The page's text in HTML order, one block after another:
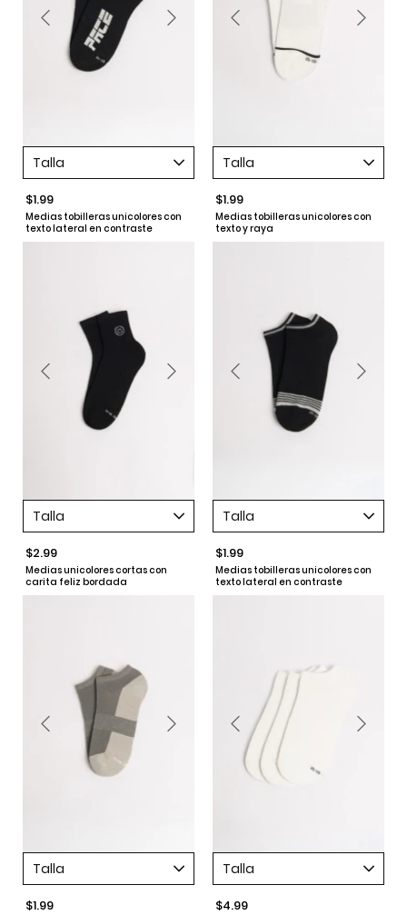
Talla
$1.99
Medias tobilleras unicolores con
texto lateral en contraste
Talla
$1.99
Medias tobilleras unicolores con
texto y raya
Talla
$2.99
Medias unicolores cortas con
carita feliz bordada
Talla
$1.99
Medias tobilleras unicolores con
texto lateral en contraste
Talla
$1.99
Talla
$4.99